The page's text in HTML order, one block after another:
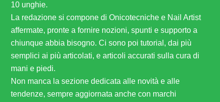
10 unghie.
La redazione si compone di Onicotecniche e Nail Artist
affermate, pronte a fornire nozioni, spunti e supporto a
chiunque abbia bisogno. Ci sono poi tutorial, dai più
semplici ai più articolati, e articoli accurati sulla cura di
mani e piedi.
Non manca la sezione dedicata alle novità e alle
tendenze, sempre aggiornata anche con marchi